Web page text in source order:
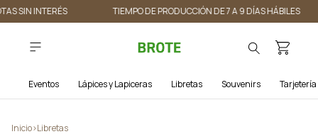
SIN INTERÉS TIEMPO DE PRODUCCIÓN DE 7 A 9 DÍAS HÁBILES
Eventos Lápices y Lapiceras Libretas Souvenirs Tarjetería
Inicio>Libretas